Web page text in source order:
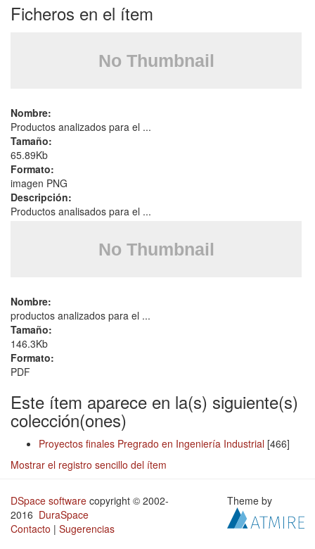
Ficheros en el ítem
Nombre:
Productos analizados para el ...
Tamaño:
65.89Kb
Formato:
imagen PNG
Descripción:
Productos analisados para el ...
Nombre:
productos analizados para el ...
Tamaño:
146.3Kb
Formato:
PDF
Este ítem aparece en la(s) siguiente(s)
colección(ones)
Proyectos finales Pregrado en Ingeniería Industrial [466]
Mostrar el registro sencillo del ítem
DSpace software copyright © 2002-
2016 DuraSpace
Contacto | Sugerencias
Theme by